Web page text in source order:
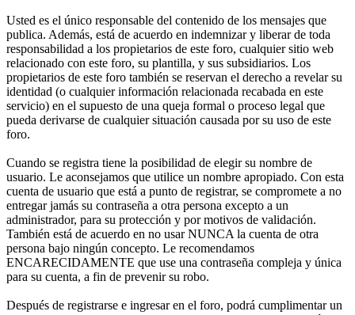
Usted es el único responsable del contenido de los mensajes que
publica. Además, está de acuerdo en indemnizar y liberar de toda
responsabilidad a los propietarios de este foro, cualquier sitio web
relacionado con este foro, su plantilla, y sus subsidiarios. Los
propietarios de este foro también se reservan el derecho a revelar su
identidad (o cualquier información relacionada recabada en este
servicio) en el supuesto de una queja formal o proceso legal que
pueda derivarse de cualquier situación causada por su uso de este
foro.
Cuando se registra tiene la posibilidad de elegir su nombre de
usuario. Le aconsejamos que utilice un nombre apropiado. Con esta
cuenta de usuario que está a punto de registrar, se compromete a no
entregar jamás su contraseña a otra persona excepto a un
administrador, para su protección y por motivos de validación.
También está de acuerdo en no usar NUNCA la cuenta de otra
persona bajo ningún concepto. Le recomendamos
ENCARECIDAMENTE que use una contraseña compleja y única
para su cuenta, a fin de prevenir su robo.
Después de registrarse e ingresar en el foro, podrá cumplimentar un